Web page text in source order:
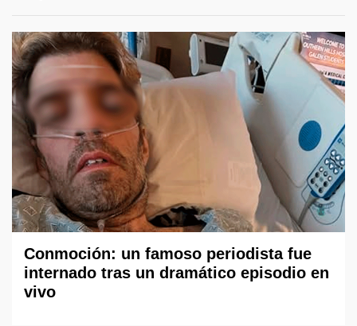
Conmoción: un famoso periodista fue
internado tras un dramático episodio en
vivo